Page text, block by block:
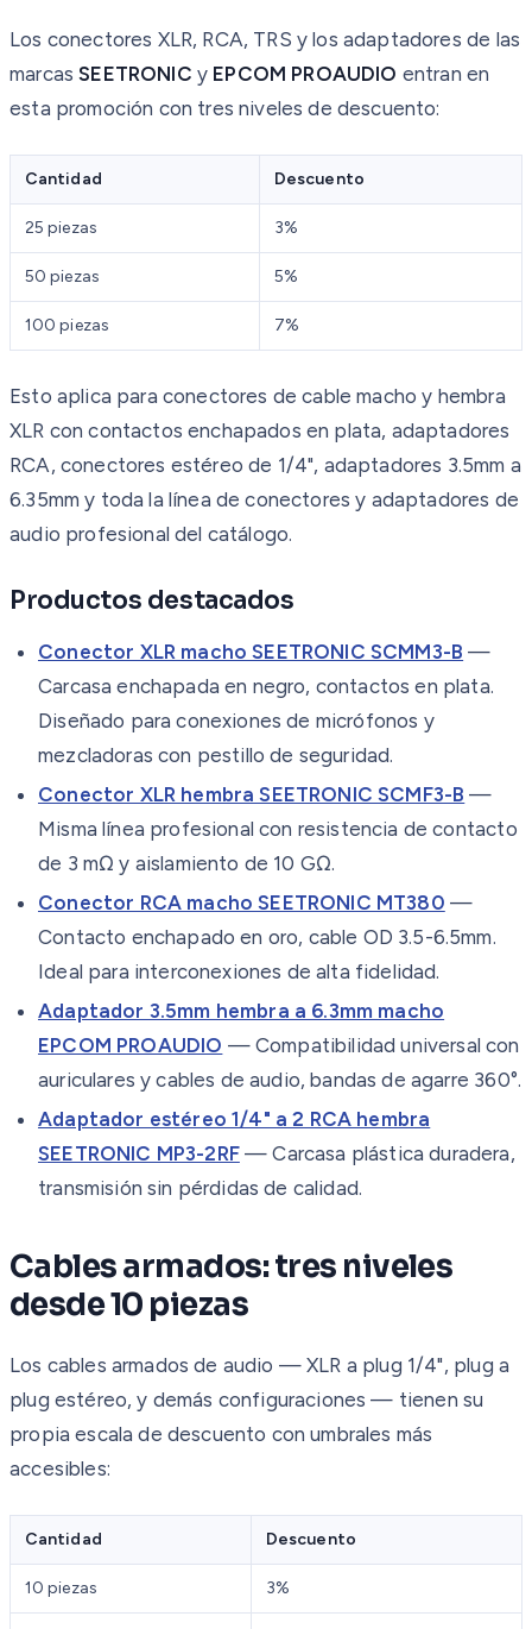
Los conectores XLR, RCA, TRS y los adaptadores de las
marcasSEETRONIC y EPCOM PROAUDIO entran en
esta promoción con tres niveles de descuento:
Cantidad Descuento
25 piezas 3%
50 piezas 5%
100 piezas 7%
Esto aplica para conectores de cable macho y hembra
XLR con contactos enchapados en plata, adaptadores
RCA, conectores estéreo de 1/4", adaptadores 3.5mm a
6.35mm y toda la línea de conectores y adaptadores de
audio profesional del catálogo.
Productos destacados
Conector XLR macho SEETRONIC SCMM3-B —
Carcasa enchapada en negro, contactos en plata.
Diseñado para conexiones de micrófonos y
mezcladoras con pestillo de seguridad.
Conector XLR hembra SEETRONIC SCMF3-B —
Misma línea profesional con resistencia de contacto
de 3 mΩ y aislamiento de 10 GΩ.
Conector RCA macho SEETRONIC MT380 —
Contacto enchapado en oro, cable OD 3.5-6.5mm.
Ideal para interconexiones de alta fidelidad.
Adaptador 3.5mm hembra a 6.3mm macho
EPCOM PROAUDIO — Compatibilidad universal con
auriculares y cables de audio, bandas de agarre 360°.
Adaptador estéreo 1/4" a 2 RCA hembra
SEETRONIC MP3-2RF— Carcasa plástica duradera,
transmisión sin pérdidas de calidad.
Cables armados: tres niveles
desde 10 piezas
Los cables armados de audio — XLR a plug 1/4", plug a
plug estéreo, y demás configuraciones — tienen su
propia escala de descuento con umbrales más
accesibles:
Cantidad Descuento
10 piezas 3%